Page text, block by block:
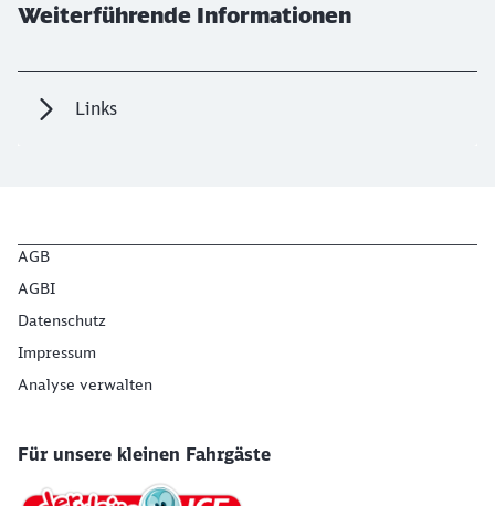
Weiterführende Informationen
Links
AGB
AGBI
Datenschutz
Impressum
Analyse verwalten
Für unsere kleinen Fahrgäste